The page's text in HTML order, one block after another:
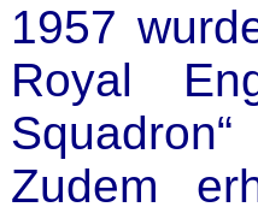
1957
Royal
Zudem